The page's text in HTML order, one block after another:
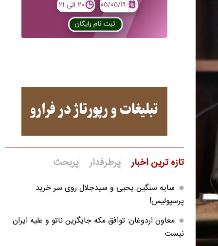
تازه ترین اخبار پرطرفدار پربحث
سایه سنگین یحیی و سیدجلال روی سر خرید
پرسپولیس!
معاون اردوغان: توافق مکه جایگزین ناتو و علیه ایران
نیست